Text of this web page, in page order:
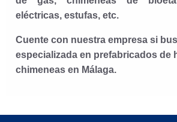
eléctricas, estufas, etc.
Cuente con nuestra empresa si
especializada en prefabricados de
chimeneas en Málaga.